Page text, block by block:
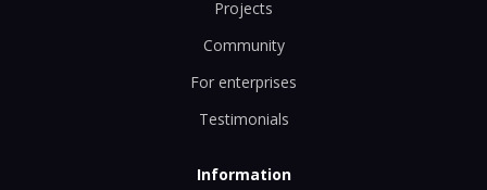
Projects
Community
For enterprises
Testimonials
Information